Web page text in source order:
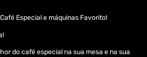
Especial e máquinas Favorito!
do café especial na sua mesa e na sua